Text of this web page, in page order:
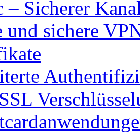
– Sicherer
und sichere